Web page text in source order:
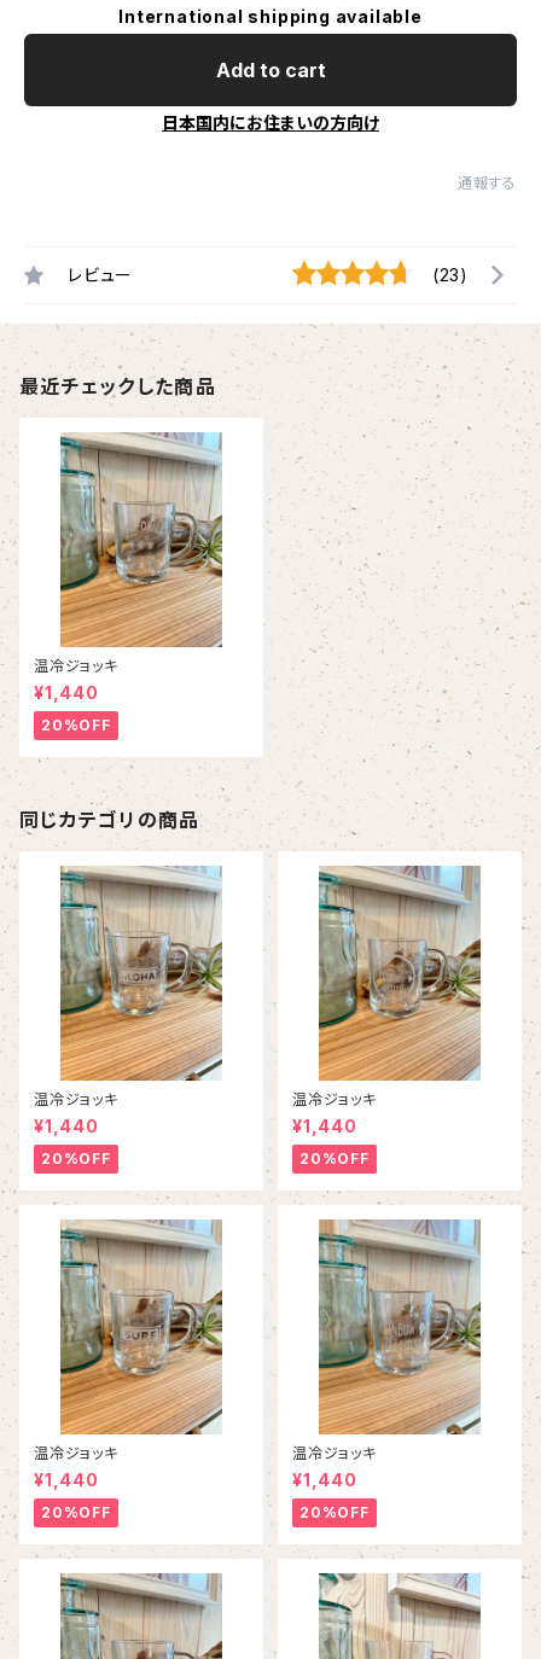
International shipping available
Add to cart
日本国内にお住まいの方向け
通報する
レビュー (23)
最近チェックした商品
温冷ジョッキ
¥1,440
20%OFF
同じカテゴリの商品
温冷ジョッキ
¥1,440
20%OFF
温冷ジョッキ
¥1,440
20%OFF
温冷ジョッキ
¥1,440
20%OFF
温冷ジョッキ
¥1,440
20%OFF